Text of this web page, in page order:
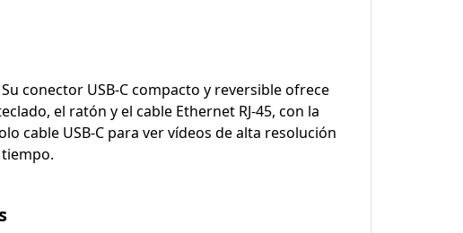
conector USB-C compacto y reversible ofrece
el ratón y el cable Ethernet RJ-45, con la
cable USB-C para ver vídeos de alta resolución